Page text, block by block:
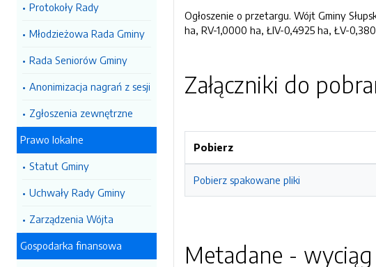
Protokoły Rady
Młodzieżowa Rada Gminy
Rada Seniorów Gminy
Anonimizacja nagrań z sesji
Zgłoszenia zewnętrzne
Prawo lokalne
Statut Gminy
Uchwały Rady Gminy
Zarządzenia Wójta
Gospodarka finansowa
Ogłoszenie o przetargu. Wójt Gminy
ha, RV-1,0000 ha, ŁIV-0,4925 ha, ŁV-
Załączniki do
Pobierz
Pobierz spakowane pliki
Metadane -